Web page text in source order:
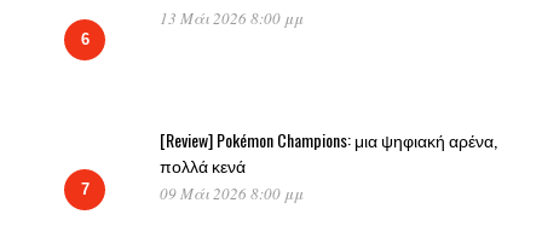
6
13 Μάι 2026 8:00 μμ
7
[Review] Pokémon Champions: μια ψηφιακή αρένα,
πολλά κενά
09 Μάι 2026 8:00 μμ